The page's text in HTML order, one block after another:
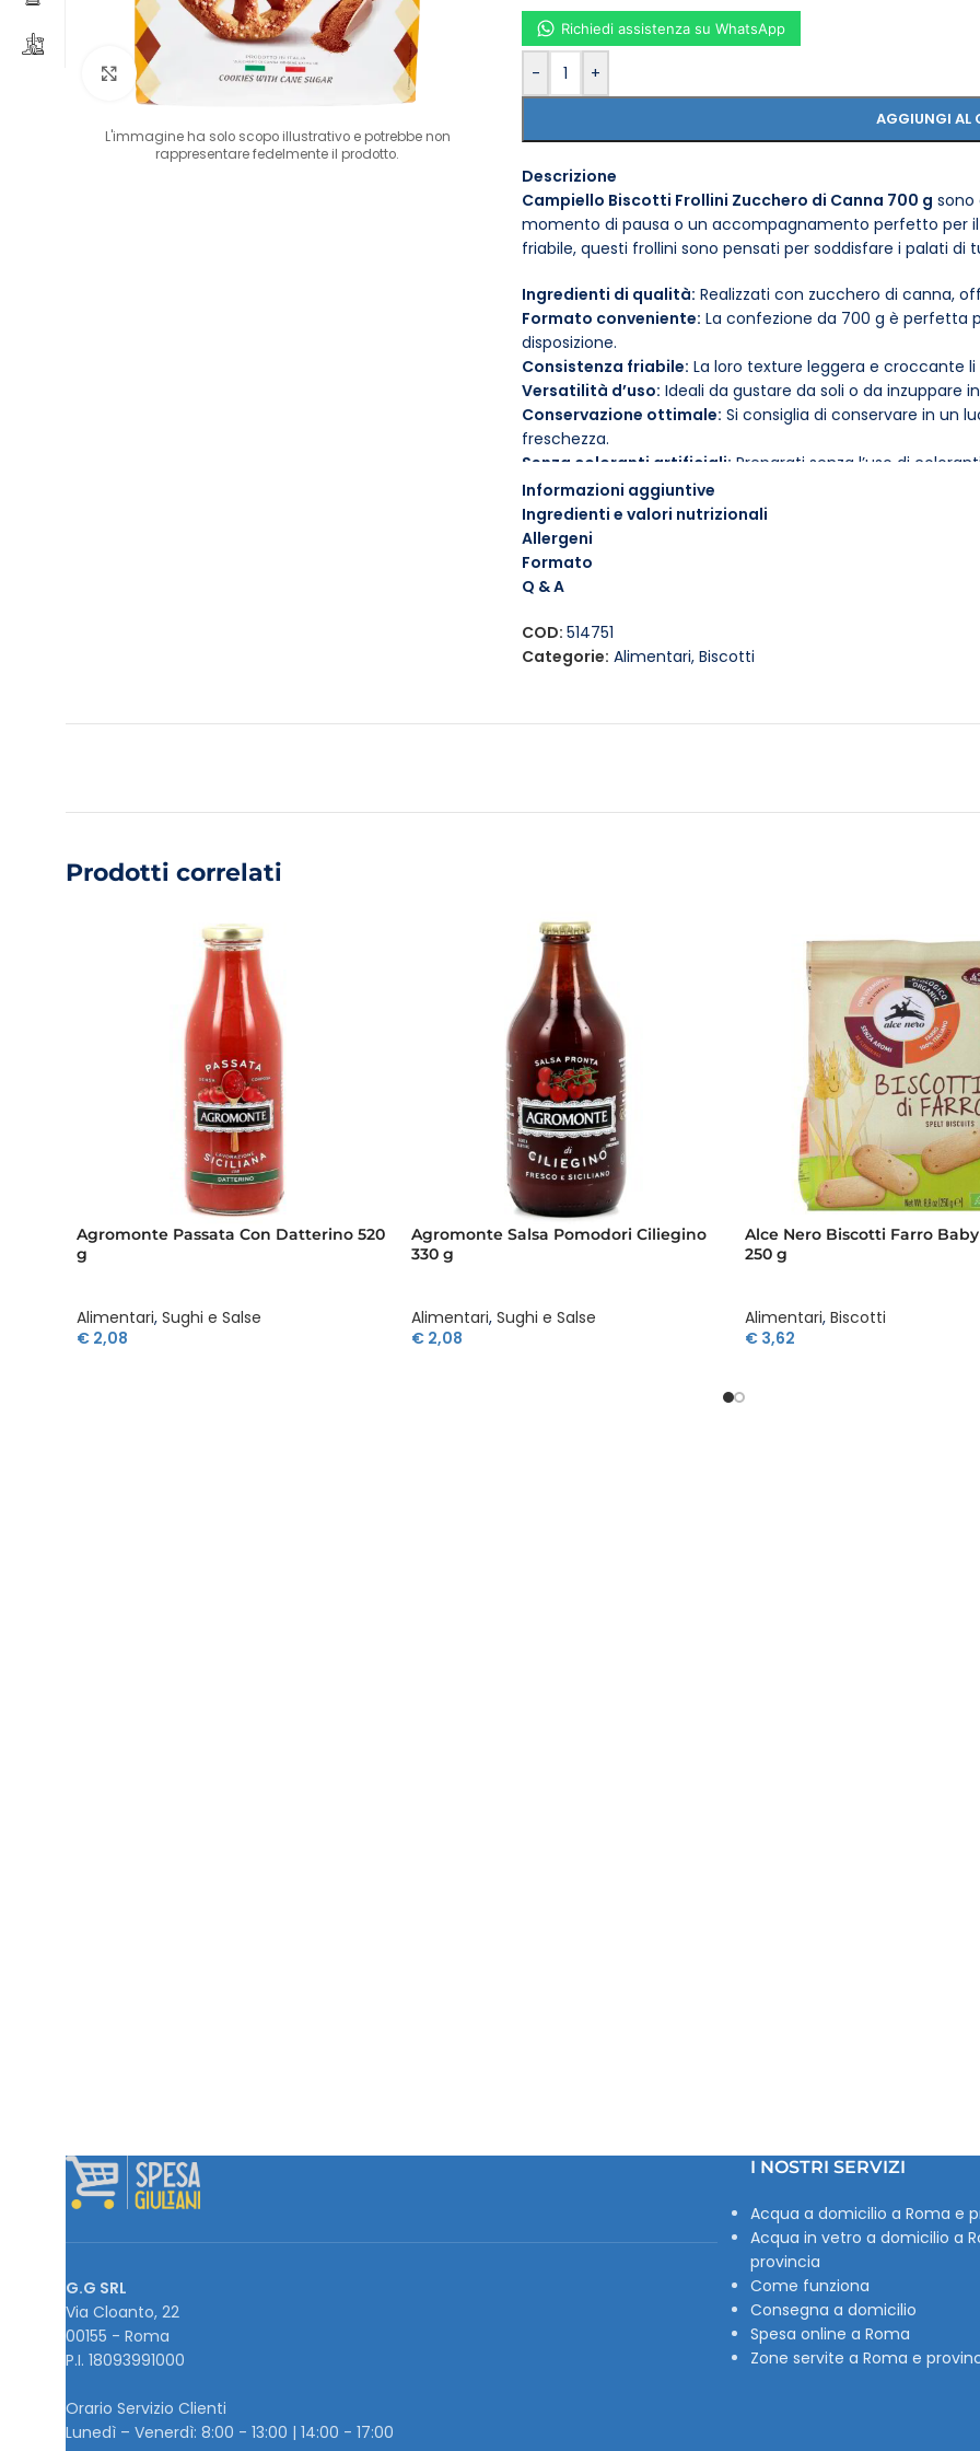
Clicca per ingrandire
L'immagine ha solo scopo illustrativo e potrebbe non
rappresentare fedelmente il prodotto.
- +
AGGIUNGI AL
Richiedi assistenza su WhatsApp
Descrizione
Campiello Biscotti Frollini Zucchero di Canna 700 g sono
momento di pausa o un accompagnamento perfetto per
friabile, questi frollini sono pensati per soddisfare i palati di
Ingredienti di qualità: Realizzati con zucchero di canna,
Formato conveniente: La confezione da 700 g è perfetta
disposizione.
Consistenza friabile: La loro texture leggera e croccante
Versatilità d’uso: Ideali da gustare da soli o da inzuppare
Conservazione ottimale: Si consiglia di conservare in un
freschezza.
Senza coloranti artificiali: Preparati senza l’uso di
Perfetti per una colazione nutriente o una merenda golosa,
possono essere utilizzati anche come base per dessert
croccantezza alle tue ricette preferite.
Contiene:
Informazioni aggiuntive
Ingredienti e valori nutrizionali
Allergeni
Formato
Q & A
COD:514751
Categorie: Alimentari, Biscotti
Prodotti correlati
Agromonte Passata Con Datterino 520
g
Alimentari, Sughi e Salse
€ 2,08
Agromonte Salsa Pomodori Ciliegino
330 g
Alimentari, Sughi e Salse
€2,08
Alce Nero Biscotti Farro
250 g
Alimentari, Biscotti
€ 3,62
G.G SRL
Via Cloanto, 22
00155 - Roma
P.I. ‭18093991000
Orario Servizio Clienti
Lunedì – Venerdì: 8:00 - 13:00 | 14:00 - 17:00
I NOSTRI SERVIZI
Acqua a domicilio a Roma e
Acqua in vetro a domicilio a
provincia
Come funziona
Consegna a domicilio
Spesa online a Roma
Zone servite a Roma e